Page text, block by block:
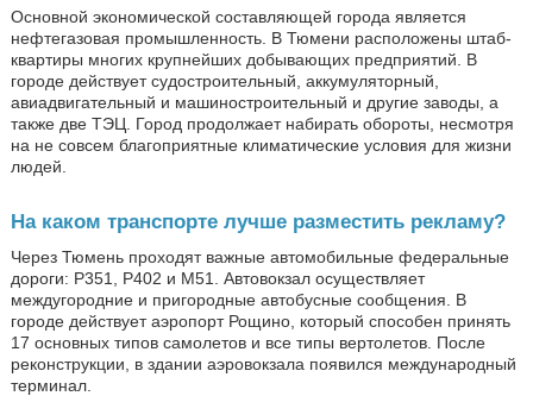
Основной экономической составляющей города является
нефтегазовая промышленность. В Тюмени расположены штаб-
квартиры многих крупнейших добывающих предприятий. В
городе действует судостроительный, аккумуляторный,
авиадвигательный и машиностроительный и другие заводы, а
также две ТЭЦ. Город продолжает набирать обороты, несмотря
на не совсем благоприятные климатические условия для жизни
людей.
На каком транспорте лучше разместить рекламу?
Через Тюмень проходят важные автомобильные федеральные
дороги: Р351, Р402 и М51. Автовокзал осуществляет
междугородние и пригородные автобусные сообщения. В
городе действует аэропорт Рощино, который способен принять
17 основных типов самолетов и все типы вертолетов. После
реконструкции, в здании аэровокзала появился международный
терминал.